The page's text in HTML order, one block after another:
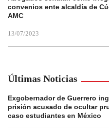
convenios ente alcaldía de
AMC
13/07/2023
Últimas Noticias
Exgobernador de Guerrero
prisión acusado de ocultar
caso estudiantes en México